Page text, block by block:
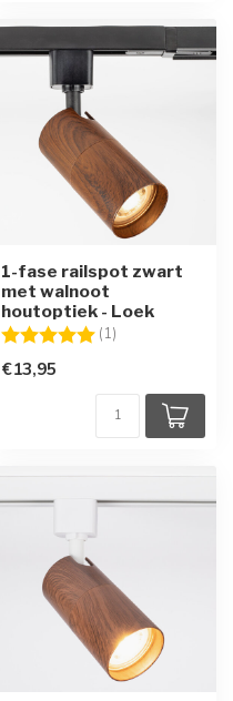
1-fase railspot zwart
met walnoot
houtoptiek - Loek
Beoordeling: (1)
€13,95